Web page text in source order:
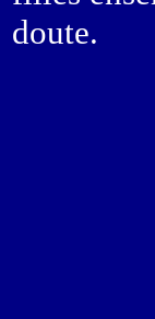
doute.